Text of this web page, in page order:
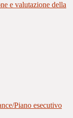
e valutazione della
Piano esecutivo